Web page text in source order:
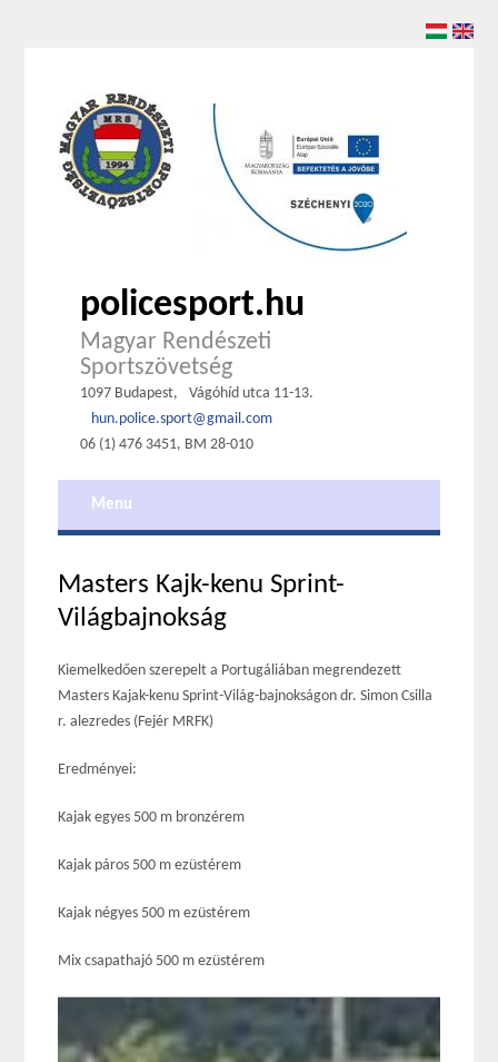
policesport.hu
Magyar Rendészeti
Sportszövetség
1097 Budapest,
Vágóhíd utca 11-13.
hun.police.sport@gmail.com
06 (1) 476 3451, BM 28-010
Menu
Masters Kajk-kenu Sprint-
Világbajnokság
Kiemelkedően szerepelt a Portugáliában megrendezett
Masters Kajak-kenu Sprint-Világ-bajnokságon dr. Simon Csilla
r. alezredes (Fejér MRFK)
Eredményei:
Kajak egyes 500 m bronzérem
Kajak páros 500 m ezüstérem
Kajak négyes 500 m ezüstérem
Mix csapathajó 500 m ezüstérem